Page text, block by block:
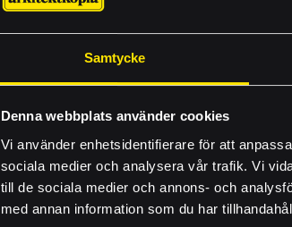
Samtycke
Denna webbplats använder cookies
Vi använder enhetsidentifierare för att
sociala medier och analysera vår trafik. Vi
till de sociala medier och annons- och
med annan information som du har
budskap på skyltfönster. Foliering
– Skapa avskildhet i öppna
– Profilera varumärket med
– Förbättra arbetsmiljön genom att